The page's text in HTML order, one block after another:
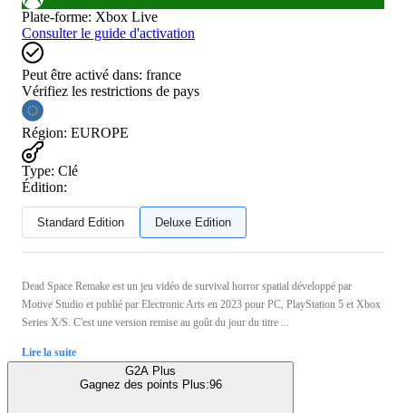
Plate-forme: Xbox Live
Consulter le guide d'activation
Peut être activé dans: france
Vérifiez les restrictions de pays
Région: EUROPE
Type: Clé
Édition:
Standard Edition Deluxe Edition
Dead Space Remake est un jeu vidéo de survival horror spatial développé par
Motive Studio et publié par Electronic Arts en 2023 pour PC, PlayStation 5 et Xbox
Series X/S. C'est une version remise au goût du jour du titre ...
Lire la suite
G2A Plus
Gagnez des points Plus:96